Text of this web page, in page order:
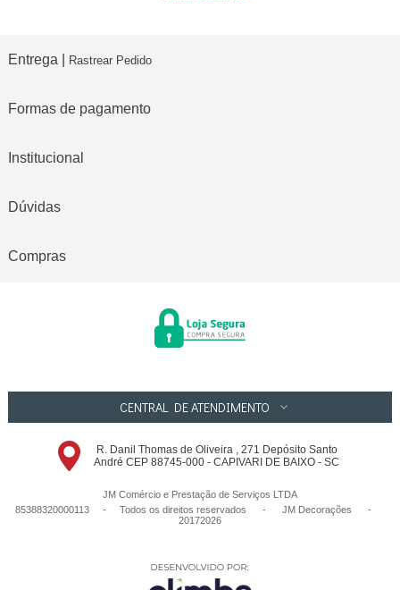
Entrega | Rastrear Pedido
Formas de pagamento
Institucional
Dúvidas
Compras
CENTRAL DE ATENDIMENTO
R. Danil Thomas de Oliveira , 271 Depósito Santo
André CEP 88745-000 - CAPIVARI DE BAIXO - SC
JM Comércio e Prestação de Serviços LTDA
85388320000113 - Todos os direitos reservados
- JM Decorações
-
20172026